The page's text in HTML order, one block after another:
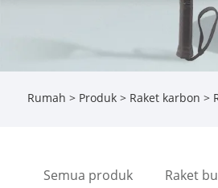
Rumah > Produk> Raket karbon >
Semua produk Raket